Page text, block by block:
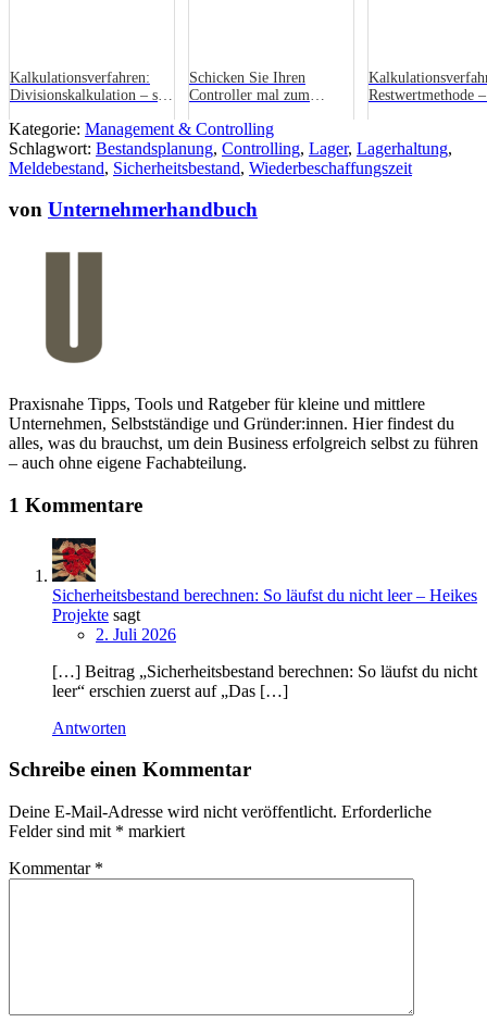
Kalkulationsverfahren:
Divisionskalkulation – so
Schicken Sie Ihren
Controller mal zum
Restwertmethode
Kategorie: Management & Controlling
Schlagwort: Bestandsplanung, Controlling, Lager, Lagerhaltung,
Meldebestand, Sicherheitsbestand, Wiederbeschaffungszeit
von Unternehmerhandbuch
Praxisnahe Tipps, Tools und Ratgeber für kleine und mittlere
Unternehmen, Selbstständige und Gründer:innen. Hier findest du
alles, was du brauchst, um dein Business erfolgreich selbst zu führen
– auch ohne eigene Fachabteilung.
1 Kommentare
Sicherheitsbestand berechnen: So läufst du nicht leer – Heikes
Projekte sagt
2. Juli 2026
[…] Beitrag „Sicherheitsbestand berechnen: So läufst du nicht
leer“ erschien zuerst auf „Das […]
Antworten
Schreibe einen Kommentar
Deine E-Mail-Adresse wird nicht veröffentlicht. Erforderliche
Felder sind mit * markiert
Kommentar *